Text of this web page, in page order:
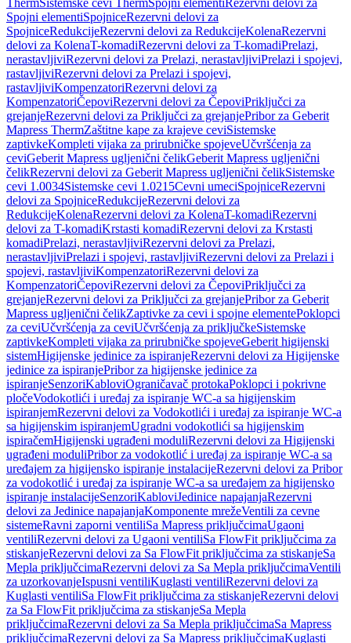
ThermSistemske cevi ThermSpojni elementi Rezervni delovi za
Spojni elementiSpojniceRezervni delovi za
SpojniceRedukcijeRezervni delovi za RedukcijeKolenaRezervni
delovi za KolenaT-komadiRezervni delovi za T-komadiPrelazi,
nerastavljiviRezervni delovi za Prelazi, nerastavljiviPrelazi i spojevi,
rastavljiviRezervni delovi za Prelazi i spojevi,
rastavljiviKompenzatoriRezervni delovi za
KompenzatoriČepoviRezervni delovi za ČepoviPriključci za
grejanjeRezervni delovi za Priključci za grejanjePribor za Geberit
Mapress ThermZaštitne kape za krajeve ceviSistemske
zaptivkeKompleti vijaka za prirubničke spojeveUčvršćenja za
ceviGeberit Mapress ugljenični čelikGeberit Mapress ugljenični
čelikRezervni delovi za Geberit Mapress ugljenični čelikSistemske
cevi 1.0034Sistemske cevi 1.0215Cevni umeciSpojniceRezervni
delovi za SpojniceRedukcijeRezervni delovi za
RedukcijeKolenaRezervni delovi za KolenaT-komadiRezervni
delovi za T-komadiKrstasti komadiRezervni delovi za Krstasti
komadiPrelazi, nerastavljiviRezervni delovi za Prelazi,
nerastavljiviPrelazi i spojevi, rastavljiviRezervni delovi za Prelazi i
spojevi, rastavljiviKompenzatoriRezervni delovi za
KompenzatoriČepoviRezervni delovi za ČepoviPriključci za
grejanjeRezervni delovi za Priključci za grejanjePribor za Geberit
Mapress ugljenični čelikZaptivke za cevi i spojne elementePoklopci
za ceviUčvršćenja za ceviUčvršćenja za priključkeSistemske
zaptivkeKompleti vijaka za prirubničke spojeveGeberit higijenski
sistemHigijenske jedinice za ispiranjeRezervni delovi za Higijenske
jedinice za ispiranjePribor za higijenske jedinice za
ispiranjeSenzoriKabloviOgraničavač protokaPoklopci i pokrivne
pločeVodokotlići i uređaj za ispiranje WC-a sa higijenskim
ispiranjemRezervni delovi za Vodokotlići i uređaj za ispiranje WC-a
sa higijenskim ispiranjemUgradni vodokotlići sa higijenskim
ispiračemHigijenski ugrađeni moduliRezervni delovi za Higijenski
ugrađeni moduliPribor za vodokotlić i uređaj za ispiranje WC-a sa
uređajem za higijensko ispiranje instalacijeRezervni delovi za Pribor
za vodokotlić i uređaj za ispiranje WC-a sa uređajem za higijensko
ispiranje instalacijeSenzoriKabloviJedinice napajanjaRezervni
delovi za Jedinice napajanjaKomponente mrežeVentili za cevne
sistemeRavni zaporni ventiliSa Mapress priključcimaUgaoni
ventiliRezervni delovi za Ugaoni ventiliSa FlowFit priključcima za
stiskanjeRezervni delovi za Sa FlowFit priključcima za stiskanjeSa
Mepla priključcimaRezervni delovi za Sa Mepla priključcimaVentili
za uzorkovanjeIspusni ventiliKuglasti ventiliRezervni delovi za
Kuglasti ventiliSa FlowFit priključcima za stiskanjeRezervni delovi
za Sa FlowFit priključcima za stiskanjeSa Mepla
priključcimaRezervni delovi za Sa Mepla priključcimaSa Mapress
priključcimaRezervni delovi za Sa Mapress priključcimaKuglasti